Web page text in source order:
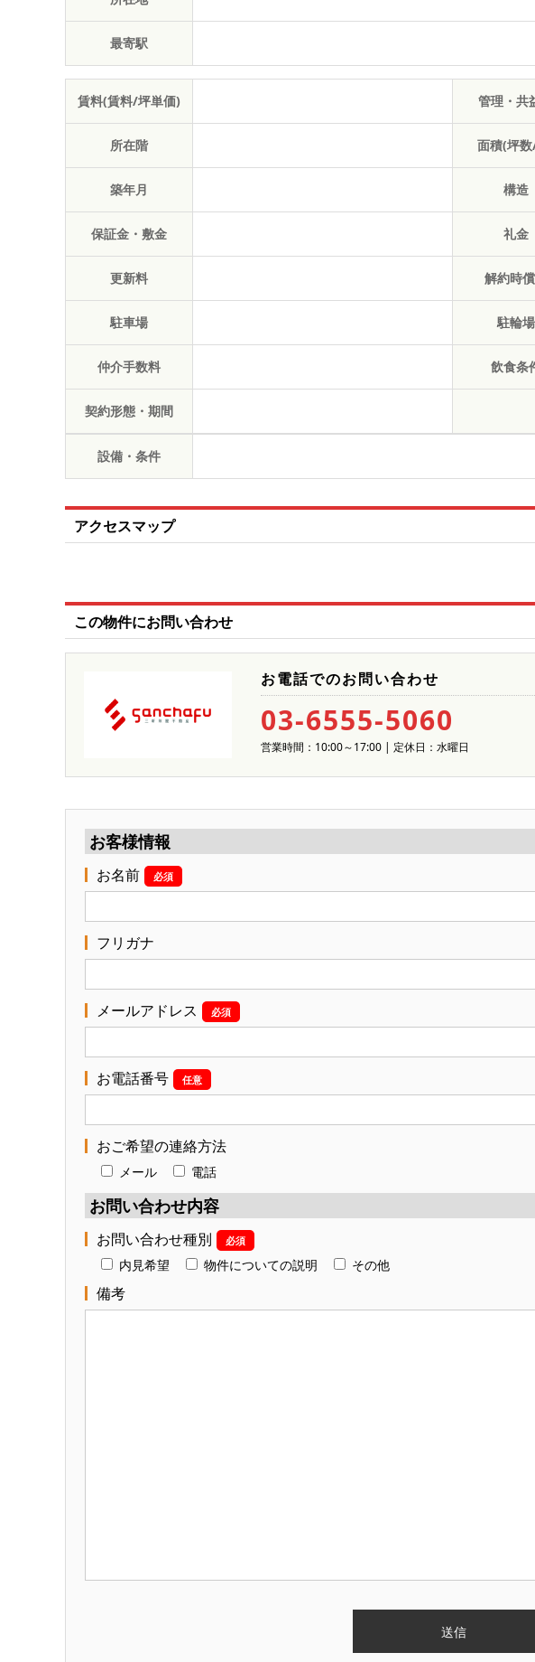
最寄駅
賃料(賃料/坪単価) 管理・共
所在階 面積(坪
築年月 構造
保証金・敷金 礼金
更新料 解約時
駐車場 駐輪場
仲介手数料 飲食条
契約形態・期間
設備・条件
アクセスマップ
この物件にお問い合わせ
お電話でのお問い合わせ
03-6555-5060
営業時間：10:00～17:00 | 定休日：水曜日
お客様情報
お名前 必須
フリガナ
メールアドレス 必須
お電話番号 任意
おご希望の連絡方法
メール 電話
お問い合わせ内容
お問い合わせ種別 必須
内見希望 物件についての説明 その他
備考